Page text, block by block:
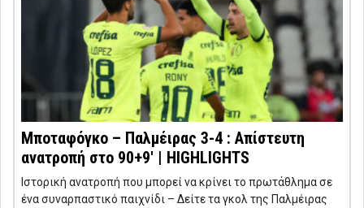
Μποταφόγκο – Παλμέιρας 3-4 : Απίστευτη
ανατροπή στο 90+9′ | HIGHLIGHTS
Ιστορική ανατροπή που μπορεί να κρίνει το πρωτάθλημα σε
ένα συναρπαστικό παιχνίδι – Δείτε τα γκολ της Παλμέιρας